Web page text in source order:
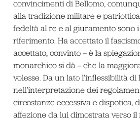
convincimenti di Bellomo,
alla tradizione militare e
fedeltà al re e al giuramento sono
riferimento. Ha accettato il
accettato, convinto – è la
monarchico si dà – che la
volesse. Da un lato l’inflessibilità di
nell’interpretazione dei
circostanze eccessiva e dispotica,
affezione da lui dimostrata verso